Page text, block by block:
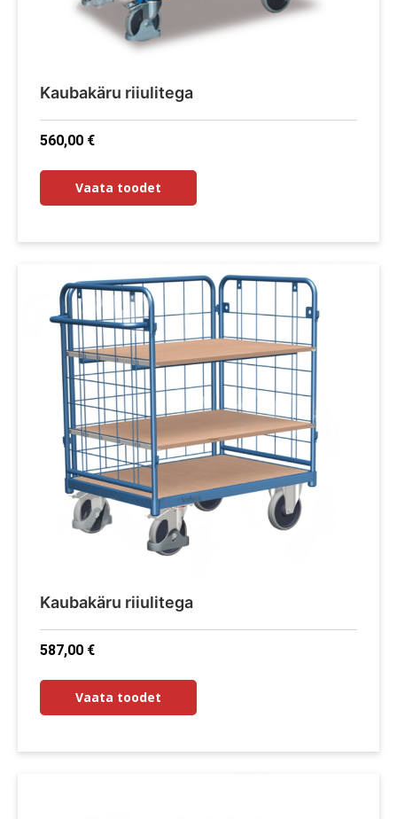
Kaubakäru riiulitega
560,00 €
Vaata toodet
Kaubakäru riiulitega
587,00 €
Vaata toodet